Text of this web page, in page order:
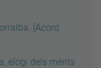
[Acord
elogi dels mèrits